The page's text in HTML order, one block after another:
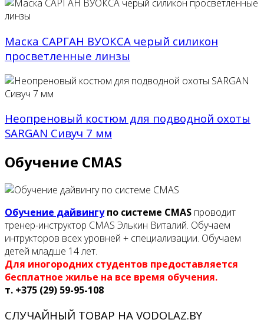
Маска САРГАН ВУОКСА черый силикон
просветленные линзы
Неопреновый костюм для подводной охоты
SARGAN Сивуч 7 мм
Обучение CMAS
Обучение дайвингупо системе CMAS проводит
тренер-инструктор CMAS Элькин Виталий. Обучаем
интрукторов всех уровней + специализации. Обучаем
детей младше 14 лет.
Для иногородних студентов предоставляется
бесплатное жилье на все время обучения.
т. +375 (29) 59-95-108
СЛУЧАЙНЫЙ ТОВАР НА VODOLAZ.BY